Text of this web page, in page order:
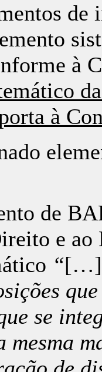
de
à
à
de
e
“
se
mesma